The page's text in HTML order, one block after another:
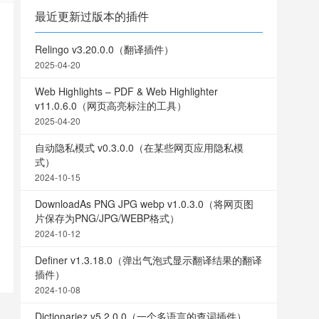
最近更新过版本的插件
Relingo v3.20.0.0（翻译插件）
2025-04-20
Web Highlights – PDF & Web Highlighter
v11.0.6.0（网页高亮标注的工具）
2025-04-20
自动隐私模式 v0.3.0.0（在某些网页应用隐私模
式）
2024-10-15
DownloadAs PNG JPG webp v1.0.3.0（将网页图
片保存为PNG/JPG/WEBP格式）
2024-10-12
Definer v1.3.18.0（弹出气泡式显示翻译结果的翻译
插件）
2024-10-08
Dictionariez v5.2.0.0（一个多语言的查词插件）